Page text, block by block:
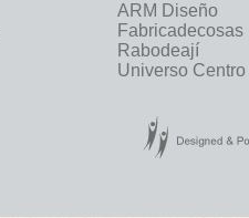
ARM Diseño
Fabricadecosas
Rabodeají
Universo Centro